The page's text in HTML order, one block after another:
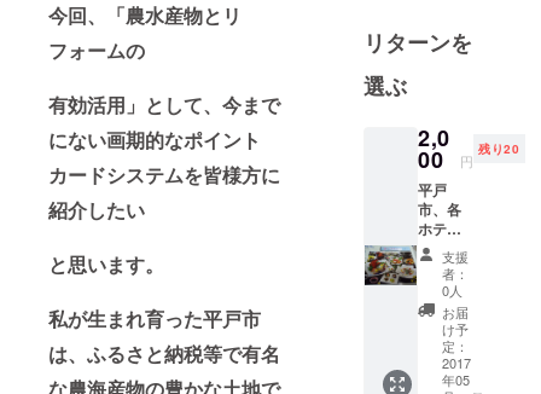
今回、「農水産物とリ
フォームの
有効活用」として、今まで
にない画期的なポイント
カードシステムを皆様方に
紹介したい
と思います。
私が生まれ育った平戸市
は、ふるさと納税等で有名
ス保坂工業
所（株）都
市ガス装置
る。23歳で
佐世保市
（有）久保
表具店にて
内装工事の
仕事に就
く。その後
26歳の時、
平戸市にて
内装工事仕
リターンを
選ぶ
2,0
00 円
残り20
平戸
市、各
ホテル
宿泊紹
介ポス
ターで
す。
支援
者：
0人
お届
け予
定：
2017
年05